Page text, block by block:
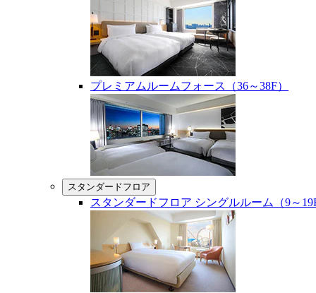
プレミアムルームフォース（36～38F）
スタンダードフロア
スタンダードフロア シングルルーム（9～19F